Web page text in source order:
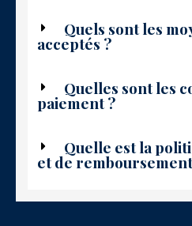
Quels sont les
acceptés ?
Quelles sont les
paiement ?
Quelle est la
et de